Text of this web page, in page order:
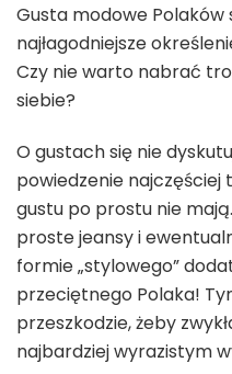
Gusta modowe
najłagodniejsze
Czy nie warto nabrać
siebie?
O gustach się nie
powiedzenie
gustu po prostu nie
proste jeansy i
formie „stylowego”
przeciętnego Polaka!
przeszkodzie, żeby
najbardziej wyrazistym